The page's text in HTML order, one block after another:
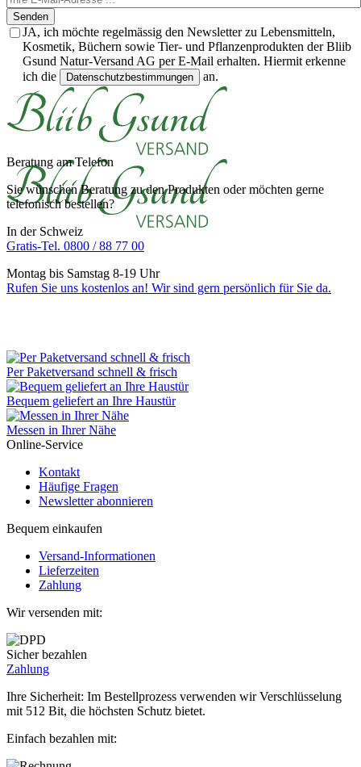
Senden
JA, ich möchte regelmässig den Newsletter zu Lebensmitteln,
Kosmetik, Büchern sowie Tier- und Pflanzenprodukten der Bliib
Gsund Natur-Versand AG per E-Mail erhalten. Hiermit erkenne
ich die
Datenschutzbestimmungen an.
Beratung am Telefon
Sie wünschen Beratung zu den Produkten oder möchten gerne
telefonisch bestellen?
In der Schweiz
Gratis-Tel. 0800 / 88 77 00
Montag bis Samstag 8-19 Uhr
Rufen Sie uns kostenlos an! Wir sind gern persönlich für Sie da.
Per Paketversand schnell & frisch
Bequem geliefert an Ihre Haustür
Messen in Ihrer Nähe
Online-Service
Kontakt
Häufige Fragen
Newsletter abonnieren
Bequem einkaufen
Versand-Informationen
Lieferzeiten
Zahlung
Wir versenden mit:
Sicher bezahlen
Zahlung
Ihre Sicherheit: Im Bestellprozess verwenden wir Verschlüsselung
mit 512 Bit, die höchsten Schutz bietet.
Einfach bezahlen mit: